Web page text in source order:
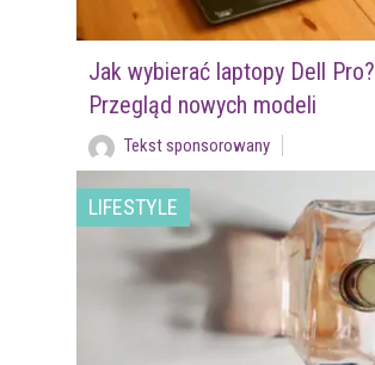
Jak wybierać laptopy Dell Pro?
Przegląd nowych modeli
Tekst sponsorowany
LIFESTYLE